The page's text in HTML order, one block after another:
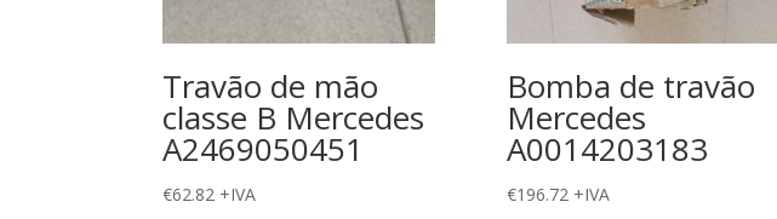
Travão de mão
classe B Mercedes
A2469050451
€62.82 +IVA
Bomba de travão
Mercedes
A0014203183
€196.72 +IVA